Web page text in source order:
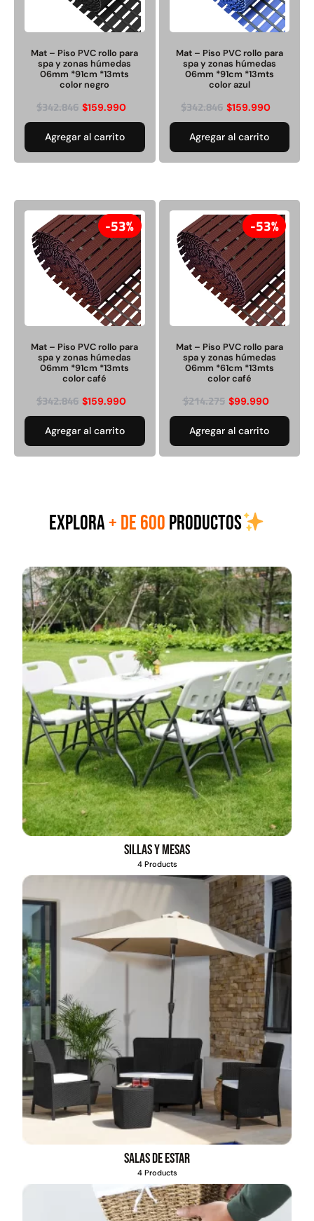
Mat – Piso PVC rollo para
spa y zonas húmedas
06mm *91cm *13mts
color negro
$342.846 $159.990
Agregar al carrito
Mat – Piso PVC rollo para
spa y zonas húmedas
06mm *91cm *13mts
color azul
$342.846 $159.990
Agregar al carrito
53%
Mat – Piso PVC rollo para
spa y zonas húmedas
06mm *91cm *13mts
color café
$342.846 $159.990
Agregar al carrito
53%
Mat – Piso PVC rollo para
spa y zonas húmedas
06mm *61cm *13mts
color café
$214.275 $99.990
Agregar al carrito
EXPLORA+ DE 600 PRODUCTOS
Sillas y mesas
4 Products
Salas de estar
4 Products
Juego Modular 03
QplayGround
$ 5.987.128
$3.790.990
Agregar al carrito
Pasto sintético ornamental
Importado USA: Crown
densidad 35mm Rollo
$2.892.120
Transpaleta eléctrica carga
de 2tn
$2.842.858
Agregar al carrito
Apilador manual carga
capacidad 1000kg
$1.470.788
Leer más
Pasto sintético ornamental
Importado USA: Paradise
densidad 42mm Rollo
4,57*15,24mts
$1.427.544
Leer más
Apilador manual ancho
ajustable Capacidad 1tn Lev.
2,5mts
$1.875.535
$ 1.167.990
Agregar al carrito
49%
Pasto sintético ornamental
Importado USA: Summer
densidad 35mm Rollo
4,57*30,48mts
$1.021.490
Leer más
22%
Empaquetadura 1/4" 6.4mm
hypalon sin tela 3 MPA
$1.192.666 $930.490
Agregar al carrito